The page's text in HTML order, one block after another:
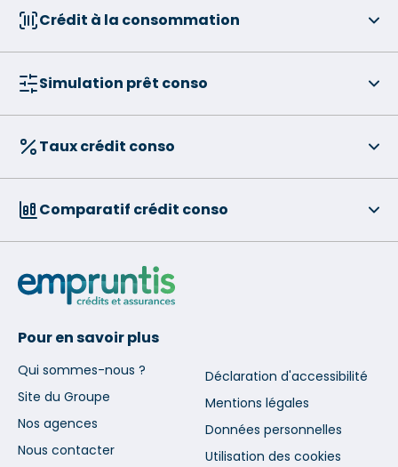
Crédit à la consommation
Simulation prêt conso
Taux crédit conso
Comparatif crédit conso
Pour en savoir plus
Qui sommes-nous ?
Site du Groupe
Nos agences
Nous contacter
Déclaration d'accessibilité
Mentions légales
Données personnelles
Utilisation des cookies